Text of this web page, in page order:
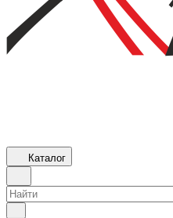
Каталог